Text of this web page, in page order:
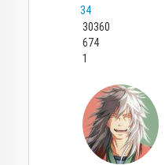
34
30360
674
1